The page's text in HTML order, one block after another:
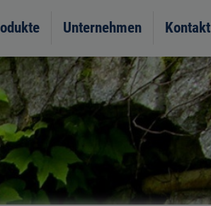
Unternehmen Kontakt